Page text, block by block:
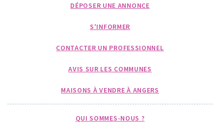
DÉPOSER UNE ANNONCE
S'INFORMER
CONTACTER UN PROFESSIONNEL
AVIS SUR LES COMMUNES
MAISONS À VENDRE À ANGERS
QUI SOMMES-NOUS ?